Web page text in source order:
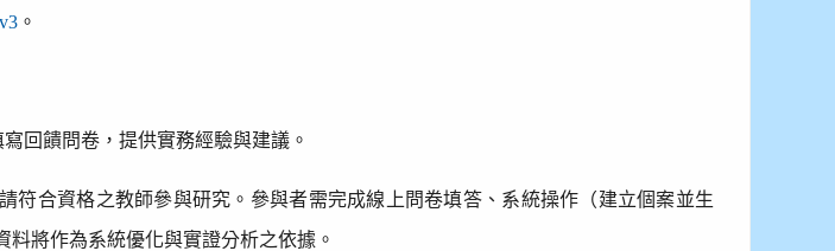
。
回饋問卷，提供實務經驗與建議。
符合資格之教師參與研究。參與者需完成線上問卷填答、系統操作（建立個案並生
將作為系統優化與實證分析之依據。